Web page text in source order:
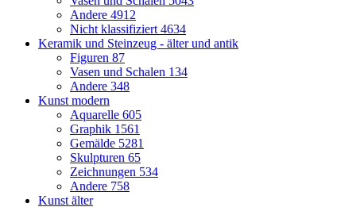
Andere 4912
Nicht klassifiziert 4634
Keramik und Steinzeug - älter und antik
Figuren 87
Vasen und Schalen 134
Andere 348
Kunst modern
Aquarelle 605
Graphik 1561
Gemälde 5281
Skulpturen 65
Zeichnungen 534
Andere 758
Kunst älter